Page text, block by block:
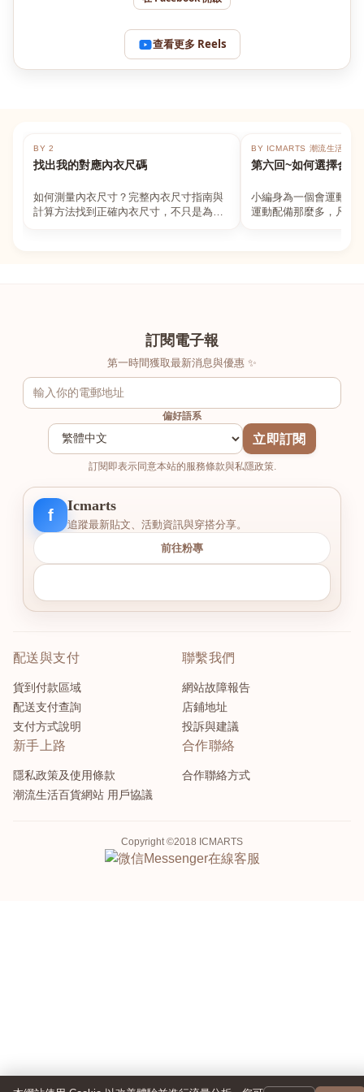
查看更多 Reels
BY 2
找出我的對應內衣尺碼
如何測量內衣尺寸？完整內衣尺寸指南與
計算方法找到正確內衣尺寸，不只是為了
BY ICMARTS 潮流生活百貨
第六回~如何選擇合適
小編身為一個會運動的
運動配備那麼多，凡舉
訂閱電子報
第一時間獲取最新消息與優惠 ✨
偏好語系
立即訂閱
訂閱即表示同意本站的服務條款與私隱政策.
f
Icmarts
追蹤最新貼文、活動資訊與穿搭分享。
前往粉專
配送與支付
貨到付款區域
配送支付查詢
支付方式說明
聯繫我們
網站故障報告
店鋪地址
投訴與建議
新手上路
隱私政策及使用條款
潮流生活百貨網站 用戶協議
合作聯絡
合作聯絡方式
Copyright ©2018 ICMARTS
Messenger在線客服